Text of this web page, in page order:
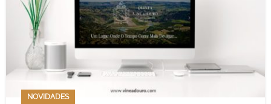
NOVIDADES